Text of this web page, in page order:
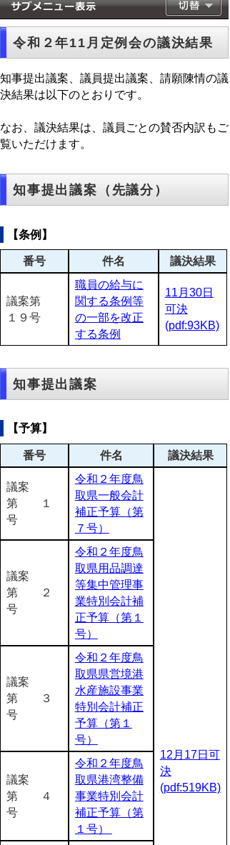
令和２年11月定例会の議決結果
知事提出議案、議員提出議案、請願陳情の議
決結果は以下のとおりです。
なお、議決結果は、議員ごとの賛否内訳もご
覧いただけます。
知事提出議案（先議分）
【条例】
番号 件名 議決結果
議案第
１９号
職員の給与に
関する条例等
の一部を改正
する条例
11月30日
可決
(pdf:93KB)
知事提出議案
【予算】
番号 件名 議決結果
議案
第 １
号
令和２年度鳥
取県一般会計
補正予算（第
７号）
12月17日可
決
(pdf:519KB)
議案
第 ２
号
令和２年度鳥
取県用品調達
等集中管理事
業特別会計補
正予算（第１
号）
議案
第 ３
号
令和２年度鳥
取県県営境港
水産施設事業
特別会計補正
予算（第１
号）
議案
第 ４
号
令和２年度鳥
取県港湾整備
事業特別会計
補正予算（第
１号）